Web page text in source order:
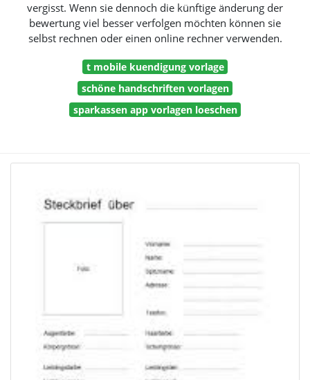
vergisst. Wenn sie dennoch die künftige änderung der
bewertung viel besser verfolgen möchten können sie
selbst rechnen oder einen online rechner verwenden.
t mobile kuendigung vorlage
schöne handschriften vorlagen
sparkassen app vorlagen loeschen